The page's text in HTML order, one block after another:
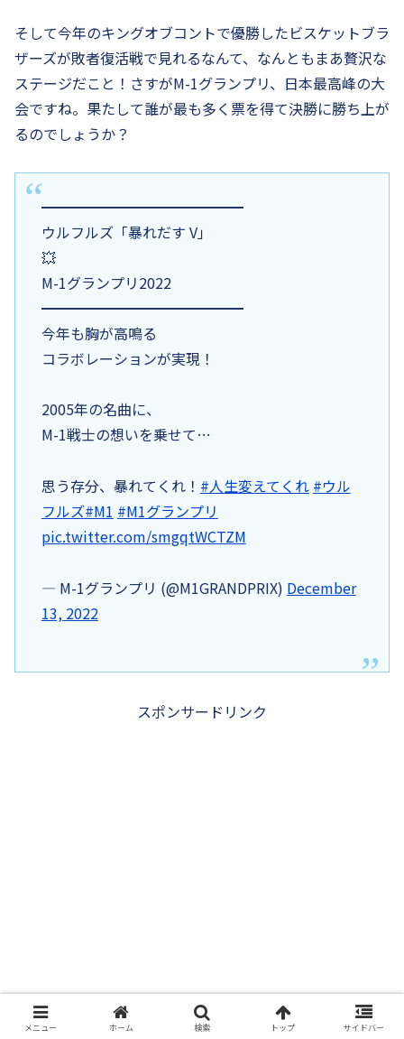
そして今年のキングオブコントで優勝したビスケットブラ
ザーズが敗者復活戦で見れるなんて、なんともまあ贅沢な
ステージだこと！さすがM-1グランプリ、日本最高峰の大
会ですね。果たして誰が最も多く票を得て決勝に勝ち上が
るのでしょうか？
━━━━━━━━━━━━━━
ウルフルズ「暴れだす V」
💥
M-1グランプリ2022
━━━━━━━━━━━━━━
今年も胸が高鳴る
コラボレーションが実現！
2005年の名曲に、
M-1戦士の想いを乗せて…
思う存分、暴れてくれ！ #人生変えてくれ #ウル
フルズ#M1 #M1グランプリ
pic.twitter.com/smgqtWCTZM
— M-1グランプリ (@M1GRANDPRIX) December
13, 2022
スポンサードリンク
メニュー ホーム 検索 トップ サイドバー